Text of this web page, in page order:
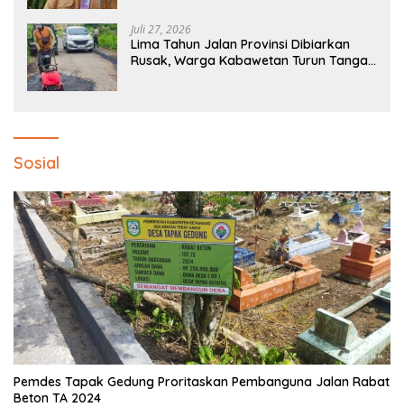
Juli 27, 2026
Lima Tahun Jalan Provinsi Dibiarkan
Rusak, Warga Kabawetan Turun Tangan
Sosial
Pemdes Tapak Gedung Proritaskan Pembanguna Jalan Rabat
Beton TA 2024